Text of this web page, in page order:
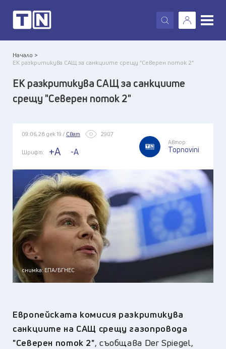
X
Начало >
ЕК разкритикува САЩ за санкциите срещу "Северен поток 2"
ЕК разкритикува САЩ за санкциите
срещу "Северен поток 2"
09:06, 28 дек 19 / Свят 2907
Шрифт: +A -A
Автор:
Topnovini
снимка: ЕПА/БГНЕС
Европейската комисия разкритикува
санкциите на САЩ срещу газопровода
"Северен поток 2", съобщава Der Spiegel,